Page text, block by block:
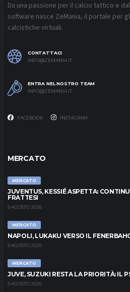
Da una passione per il calcio tattico e
software nasce ZeMania, il portale per
calcistiche virtuali.
CONTATTACI
INFO@ZEMANIA.IT
ENTRA NEL NOSTRO TEAM
INFO@ZEMANIA.IT
FACEBOOK INSTAGRAM
MERCATO
MERCATO
JUVENTUS, KESSIÉ ASPETTA:
FRATTESI
9 AGOSTO 2026
MERCATO
NAPOLI, LUKAKU VERSO IL
9 AGOSTO 2026
MERCATO
JUVE, SUZUKI RESTA LA PRIORITÀ: IL
9 AGOSTO 2026